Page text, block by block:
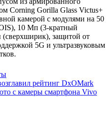
Corning Gorilla Glass Victus+
камерой с модулями на 50
10 Мп (3-кратный
защитой от
5G и ультразвуковым
рейтинг DxOMark
с камеры смартфона Vivo